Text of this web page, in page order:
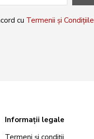
cu Termenii și Condițiile
Informații legale